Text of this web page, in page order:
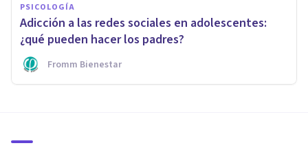
PSICOLOGÍA
Adicción a las redes sociales en adolescentes:
¿qué pueden hacer los padres?
Fromm Bienestar